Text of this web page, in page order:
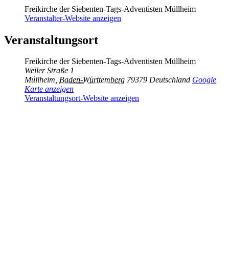
Freikirche der Siebenten-Tags-Adventisten Müllheim
Veranstalter-Website anzeigen
Veranstaltungsort
Freikirche der Siebenten-Tags-Adventisten Müllheim
Weiler Straße 1
Müllheim, Baden-Württemberg 79379 Deutschland Google
Karte anzeigen
Veranstaltungsort-Website anzeigen